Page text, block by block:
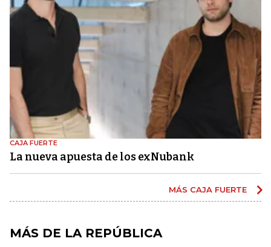
CAJA FUERTE
La nueva apuesta de los exNubank
MÁS CAJA FUERTE
MÁS DE LA REPÚBLICA